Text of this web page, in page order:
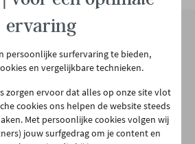
Rechthoek
Groen
Metaal
Onze winkel
151
2500 Lier
03 480 42 26
info@gerowonen.be
ervaring
persoonlijke surfervaring te bieden,
en vergelijkbare technieken.
zorgen ervoor dat alles op onze site vlot
cookies ons helpen de website steeds
Met persoonlijke cookies volgen wij
jouw surfgedrag om je content en